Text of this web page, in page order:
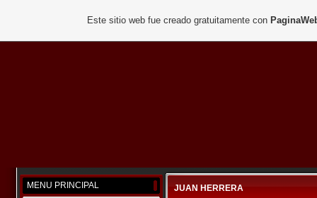
MENU PRINCIPAL JUAN HERRERA
Este sitio web fue creado gratuitamente con